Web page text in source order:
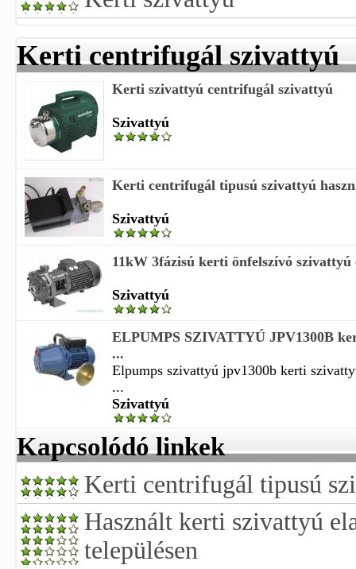
Kerti centrifugál szivattyú
Kerti szivattyú centrifugál szivattyú
Szivattyú
Kerti centrifugál tipusú szivattyú
Szivattyú
11kW 3fázisú kerti önfelszívó
Szivattyú
ELPUMPS SZIVATTYÚ JPV1300B
...
Elpumps szivattyú jpv1300b kerti
...
Szivattyú
Kapcsolódó linkek
Kerti centrifugál tipusú
Használt kerti szivattyú
településen